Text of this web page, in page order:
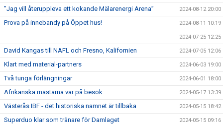
”Jag vill återuppleva ett kokande Mälarenergi Arena” 2024-08-12 20:00
Prova på innebandy på Öppet hus! 2024-08-11 10:19
2024-07-25 12:25
David Kangas till NAFL och Fresno, Kalifornien 2024-07-05 12:06
Klart med material-partners 2024-06-03 19:00
Två tunga förlängningar 2024-06-01 18:00
Afrikanska mästarna var på besök 2024-05-17 13:39
Västerås IBF - det historiska namnet är tillbaka 2024-05-15 18:42
Superduo klar som tränare för Damlaget 2024-05-15 09:16